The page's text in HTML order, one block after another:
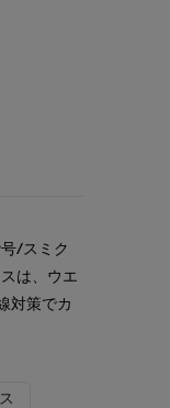
/スミク
は、ウエ
対策でカ